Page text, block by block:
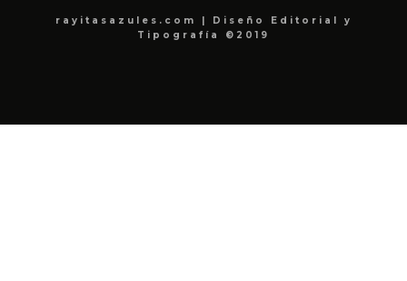
rayitasazules.com | Diseño Editorial y
Tipografía ©2019